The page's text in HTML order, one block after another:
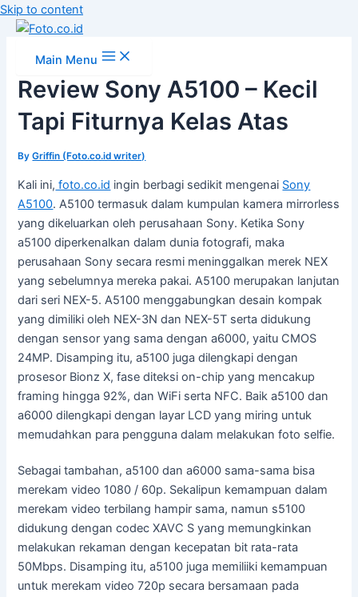
Skip to content
Main Menu
Review Sony A5100 – Kecil
Tapi Fiturnya Kelas Atas
ByGriffin (Foto.co.id writer)
Kali ini, foto.co.id ingin berbagi sedikit mengenai Sony
A5100. A5100 termasuk dalam kumpulan kamera mirrorless
yang dikeluarkan oleh perusahaan Sony. Ketika Sony
a5100 diperkenalkan dalam dunia fotografi, maka
perusahaan Sony secara resmi meninggalkan merek NEX
yang sebelumnya mereka pakai. A5100 merupakan lanjutan
dari seri NEX-5. A5100 menggabungkan desain kompak
yang dimiliki oleh NEX-3N dan NEX-5T serta didukung
dengan sensor yang sama dengan a6000, yaitu CMOS
24MP. Disamping itu, a5100 juga dilengkapi dengan
prosesor Bionz X, fase diteksi on-chip yang mencakup
framing hingga 92%, dan WiFi serta NFC. Baik a5100 dan
a6000 dilengkapi dengan layar LCD yang miring untuk
memudahkan para pengguna dalam melakukan foto selfie.
Sebagai tambahan, a5100 dan a6000 sama-sama bisa
merekam video 1080 / 60p. Sekalipun kemampuan dalam
merekam video terbilang hampir sama, namun s5100
didukung dengan codec XAVC S yang memungkinkan
melakukan rekaman dengan kecepatan bit rata-rata
50Mbps. Disamping itu, a5100 juga memiliiki kemampuan
untuk merekam video 720p secara bersamaan pada